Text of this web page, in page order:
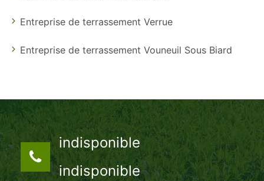
Entreprise de terrassement Verrue
Entreprise de terrassement Vouneuil Sous Biard
indisponible
indisponible